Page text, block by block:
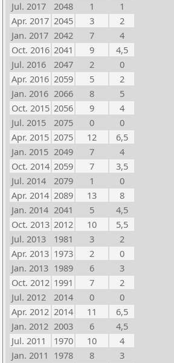
Jul. 2017
2048 1
1
Apr. 2017 2045 3
2
Jan. 2017 2042 7
4
Oct. 2016 2041 9
4,5
Jul. 2016
2047 2
0
Apr. 2016 2059 5
2
Jan. 2016 2066 8
5
Oct. 2015 2056 9
4
Jul. 2015
2075 0
0
Apr. 2015 2075 12
6,5
Jan. 2015 2049 7
4
Oct. 2014 2059 7
3,5
Jul. 2014
2079 1
0
Apr. 2014 2089 13
8
Jan. 2014 2041 5
4,5
Oct. 2013 2012 10
5,5
Jul. 2013
1981 3
2
Apr. 2013 1973 2
0
Jan. 2013 1989 6
3
Oct. 2012 1991 7
2
Jul. 2012
2014 0
0
Apr. 2012 2014 11
6,5
Jan. 2012 2003 6
4,5
Jul. 2011
1970 10
4
Jan. 2011 1978 8
3